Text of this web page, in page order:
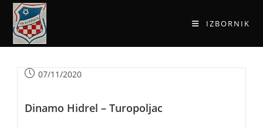
IZBORNIK
07/11/2020
Dinamo Hidrel – Turopoljac